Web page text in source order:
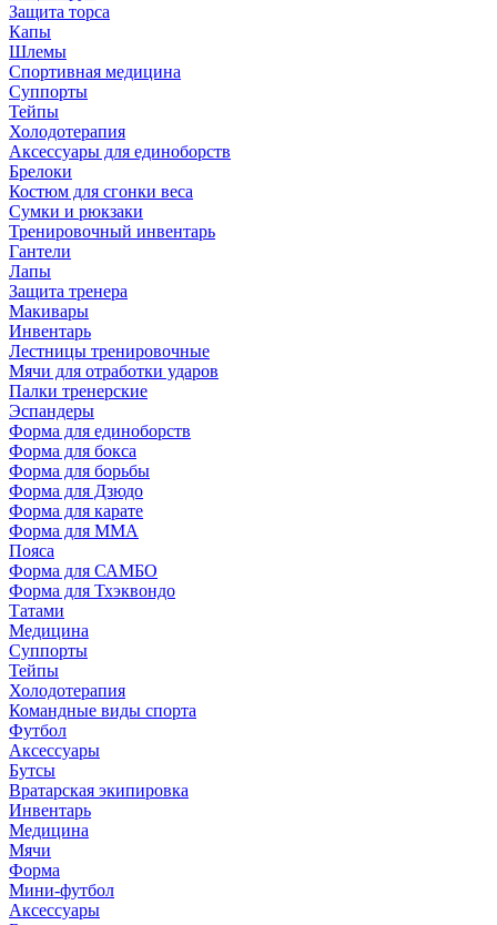
Защита торса
Капы
Шлемы
Спортивная медицина
Суппорты
Тейпы
Холодотерапия
Аксессуары для единоборств
Брелоки
Костюм для сгонки веса
Сумки и рюкзаки
Тренировочный инвентарь
Гантели
Лапы
Защита тренера
Макивары
Инвентарь
Лестницы тренировочные
Мячи для отработки ударов
Палки тренерские
Эспандеры
Форма для единоборств
Форма для бокса
Форма для борьбы
Форма для Дзюдо
Форма для карате
Форма для MMA
Пояса
Форма для САМБО
Форма для Тхэквондо
Татами
Медицина
Суппорты
Тейпы
Холодотерапия
Командные виды спорта
Футбол
Аксессуары
Бутсы
Вратарская экипировка
Инвентарь
Медицина
Мячи
Форма
Мини-футбол
Аксессуары